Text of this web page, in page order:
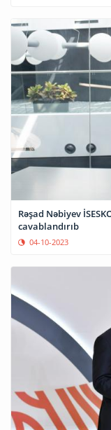
Rəşad Nəbiyev
cavablandırıb
04-10-2023